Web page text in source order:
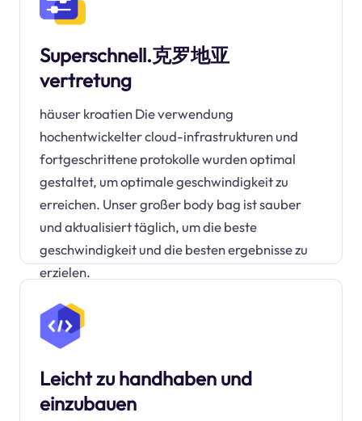
Superschnell.克罗地亚
vertretung
häuser kroatien Die verwendung
hochentwickelter cloud-infrastrukturen und
fortgeschrittene protokolle wurden optimal
gestaltet, um optimale geschwindigkeit zu
erreichen. Unser großer body bag ist sauber
und aktualisiert täglich, um die beste
geschwindigkeit und die besten ergebnisse zu
erzielen.
Leicht zu handhaben und
einzubauen